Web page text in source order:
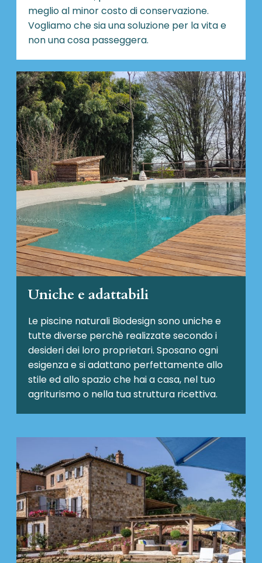
meglio al minor costo di conservazione.
Vogliamo che sia una soluzione per la vita e
non una cosa passeggera.
Uniche e adattabili
Le piscine naturali Biodesignsono uniche e
tutte diverse perchè realizzate secondo i
desideri dei loro proprietari. Sposano ogni
esigenza e si adattano perfettamente allo
stile ed allo spazio che hai a casa, nel tuo
agriturismo o nella tua struttura ricettiva.